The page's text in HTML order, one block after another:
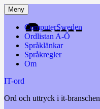
Hoppa
till
innehåll
Meny
ComputerSweden
Ordlistan A-Ö
Språklänkar
Språkregler
Om
IT-ord
Ord och uttryck i it-branschen